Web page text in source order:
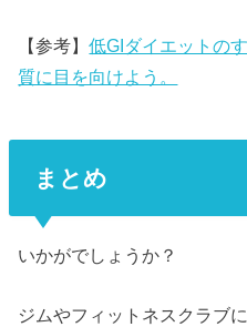
【参考】低GIダイエットの
質に目を向けよう。
まとめ
いかがでしょうか？
ジムやフィットネスクラブ